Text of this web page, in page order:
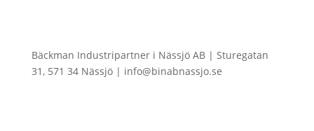
Bäckman Industripartner i Nässjö AB | Sturegatan
31, 571 34 Nässjö | info@binabnassjo.se